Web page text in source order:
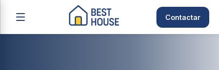
Contactar